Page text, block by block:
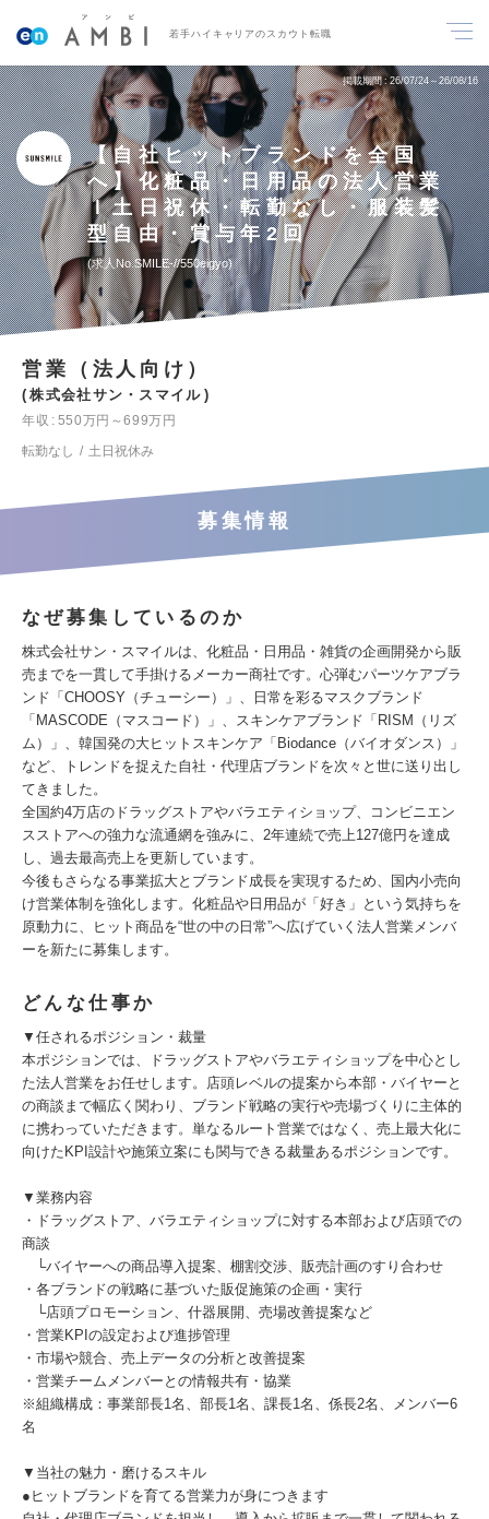
若手ハイキャリアのスカウト転職
掲載期間 26/07/24～26/08/16
【自社ヒットブランドを全国
へ】化粧品・日用品の法人営業
ｌ土日祝休・転勤なし・服装髪
型自由・賞与年2回
求人No.SMILE-//550eigyo
営業（法人向け）
株式会社サン・スマイル
年収
550万円～699万円
転勤なし
土日祝休み
募集情報
なぜ募集しているのか
株式会社サン・スマイルは、化粧品・日用品・雑貨の企画開発から販
売までを一貫して手掛けるメーカー商社です。心弾むパーツケアブラ
ンド「CHOOSY（チューシー）」、日常を彩るマスクブランド
「MASCODE（マスコード）」、スキンケアブランド「RISM（リズ
ム）」、韓国発の大ヒットスキンケア「Biodance（バイオダンス）」
など、トレンドを捉えた自社・代理店ブランドを次々と世に送り出し
てきました。
全国約4万店のドラッグストアやバラエティショップ、コンビニエン
スストアへの強力な流通網を強みに、2年連続で売上127億円を達成
し、過去最高売上を更新しています。
今後もさらなる事業拡大とブランド成長を実現するため、国内小売向
け営業体制を強化します。化粧品や日用品が「好き」という気持ちを
原動力に、ヒット商品を“世の中の日常”へ広げていく法人営業メンバ
ーを新たに募集します。
どんな仕事か
▼任されるポジション・裁量
本ポジションでは、ドラッグストアやバラエティショップを中心とし
た法人営業をお任せします。店頭レベルの提案から本部・バイヤーと
の商談まで幅広く関わり、ブランド戦略の実行や売場づくりに主体的
に携わっていただきます。単なるルート営業ではなく、売上最大化に
向けたKPI設計や施策立案にも関与できる裁量あるポジションです。
▼業務内容
・ドラッグストア、バラエティショップに対する本部および店頭での
商談
└バイヤーへの商品導入提案、棚割交渉、販売計画のすり合わせ
・各ブランドの戦略に基づいた販促施策の企画・実行
└店頭プロモーション、什器展開、売場改善提案など
・営業KPIの設定および進捗管理
・市場や競合、売上データの分析と改善提案
・営業チームメンバーとの情報共有・協業
※組織構成：事業部長1名、部長1名、課長1名、係長2名、メンバー6
名
▼当社の魅力・磨けるスキル
●ヒットブランドを育てる営業力が身につきます